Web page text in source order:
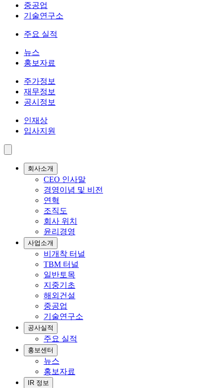
중공업
기술연구소
주요 실적
뉴스
홍보자료
주가정보
재무정보
공시정보
인재상
입사지원
회사소개
CEO 인사말
경영이념 및 비전
연혁
조직도
회사 위치
윤리경영
사업소개
비개착 터널
TBM 터널
일반토목
지중기초
해외건설
중공업
기술연구소
공사실적
주요 실적
홍보센터
뉴스
홍보자료
IR 정보